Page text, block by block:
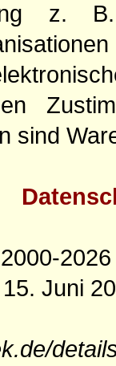
z.
sind
2026
Juni